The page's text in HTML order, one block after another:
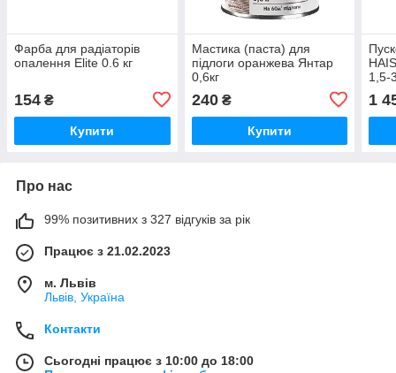
Фарба для радіаторів
опалення Elite 0.6 кг
154 ₴
Купити
Мастика (паста) для
підлоги оранжева Янтар
0,6кг
240₴
Купити
1,5-
1
Про нас
99% позитивних з 327 відгуків за рік
Працює з 21.02.2023
м. Львів
Львів, Україна
Контакти
Сьогодні працює з 10:00 до 18:00